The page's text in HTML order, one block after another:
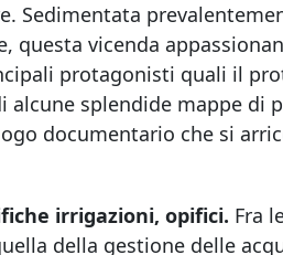
Sedimentata
questa vicenda
protagonisti quali il
splendide mappe di
documentario che si
irrigazioni, opifici. Fra
della gestione delle